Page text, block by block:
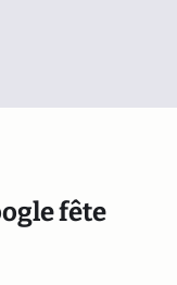
fête